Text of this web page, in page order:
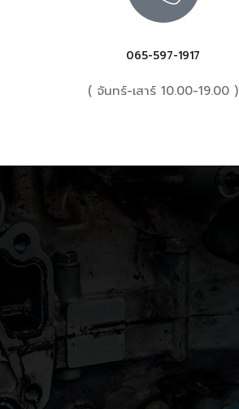
065-597-1917
( จันทร์-เสาร์ 10.00-19.00 )